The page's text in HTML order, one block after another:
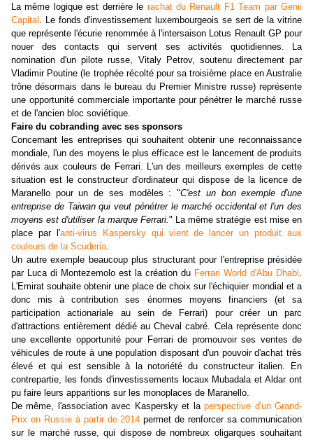
La même logique est derrière le rachat du Renault F1 Team par Genii
Capital . Le fonds d'investissement luxembourgeois se sert de la vitrine
que représente l'écurie renommée à l'intersaison Lotus Renault GP pour
nouer des contacts qui servent ses activités quotidiennes. La
nomination d'un pilote russe, Vitaly Petrov, soutenu directement par
Vladimir Poutine (le trophée récolté pour sa troisième place en Australie
trône désormais dans le bureau du Premier Ministre russe) représente
une opportunité commerciale importante pour pénétrer le marché russe
et de l'ancien bloc soviétique.
Faire du cobranding avec ses sponsors
Concernant les entreprises qui souhaitent obtenir une reconnaissance
mondiale, l'un des moyens le plus efficace est le lancement de produits
dérivés aux couleurs de Ferrari. L'un des meilleurs exemples de cette
situation est le constructeur d'ordinateur qui dispose de la licence de
Maranello pour un de ses modèles : "C'est un bon exemple d'une
entreprise de Taiwan qui veut pénétrer le marché occidental et l'un des
moyens est d'utiliser la marque Ferrari." La même stratégie est mise en
place par l'anti-virus Kaspersky qui vient de lancer un produit aux
couleurs de la Scuderia.
Un autre exemple beaucoup plus structurant pour l'entreprise présidée
par Luca di Montezemolo est la création du Ferrari World d'Abu Dhabi.
L'Emirat souhaite obtenir une place de choix sur l'échiquier mondial et a
donc mis à contribution ses énormes moyens financiers (et sa
participation actionariale au sein de Ferrari) pour créer un parc
d'attractions entièrement dédié au Cheval cabré. Cela représente donc
une excellente opportunité pour Ferrari de promouvoir ses ventes de
véhicules de route à une population disposant d'un pouvoir d'achat très
élevé et qui est sensible à la notoriété du constructeur italien. En
contrepartie, les fonds d'investissements locaux Mubadala et Aldar ont
pu faire leurs apparitions sur les monoplaces de Maranello.
De même, l'association avec Kaspersky et laperspective d'un Grand-
Prix en Russie à partir de 2014 permet de renforcer sa communication
sur le marché russe, qui dispose de nombreux oligarques souhaitant